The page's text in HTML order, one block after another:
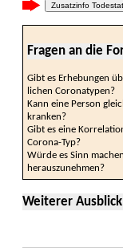
Zusatzinfo
Fragen an die
Gibt es Erhebungen
lichen Corona­typen?
Kann eine Person
kranken?
Gibt es eine
Corona-Typ?
Würde es Sinn
heraus­zu­nehmen?
Weiterer